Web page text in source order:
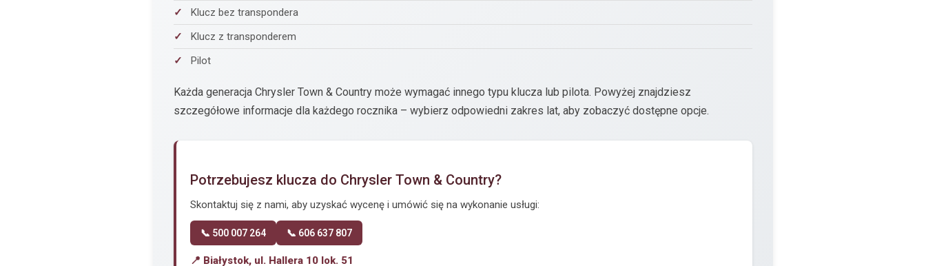
Klucz bez transpondera
Klucz z transponderem
Pilot
Każda generacja Chrysler Town & Country może wymagać innego typu klucza lub pilota. Powyżej znajdziesz
szczegółowe informacje dla każdego rocznika – wybierz odpowiedni zakres lat, aby zobaczyć dostępne opcje.
Potrzebujesz klucza do Chrysler Town & Country?
Skontaktuj się z nami, aby uzyskać wycenę i umówić się na wykonanie usługi:
📞 500 007 264 📞 606 637 807
📍 Białystok, ul. Hallera 10 lok. 51